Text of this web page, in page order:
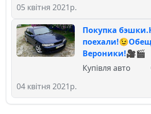
05 квітня 2021р.
Покупка
Вероники!🎥🎬
04 квітня 2021р.
Купівля авто